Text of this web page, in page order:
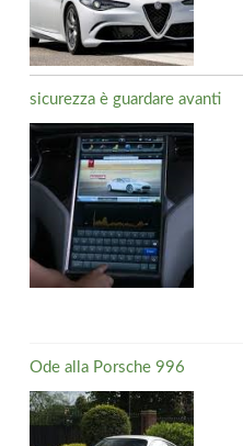
sicurezza è guardare avanti
Ode alla Porsche 996